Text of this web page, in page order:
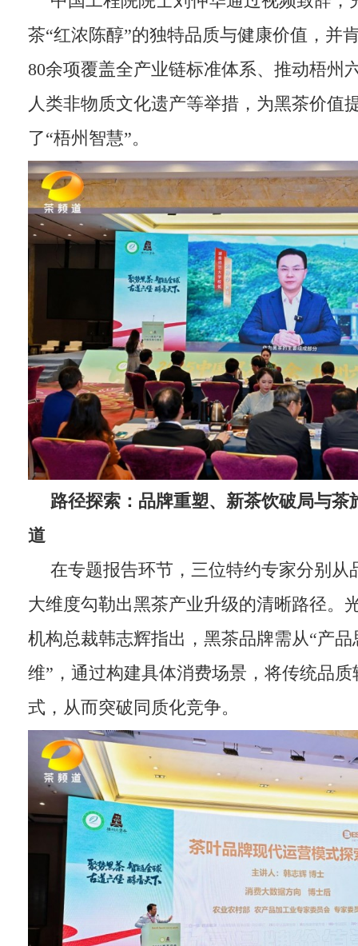
茶“红浓陈醇”的独特品质与健康价值，并
80余项覆盖全产业链标准体系、推动梧州
人类非物质文化遗产等举措，为黑茶价值
了“梧州智慧”。
路径探索：品牌重塑、新茶饮破局与茶
道
在专题报告环节，三位特约专家分别从
大维度勾勒出黑茶产业升级的清晰路径。
机构总裁韩志辉指出，黑茶品牌需从“产品
维”，通过构建具体消费场景，将传统品
式，从而突破同质化竞争。